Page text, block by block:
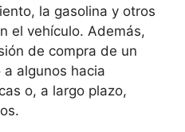
la gasolina y otros
el vehículo. Además,
de compra de un
algunos hacia
o, a largo plazo,